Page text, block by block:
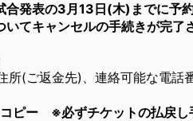
合発表の3月13日(木)までに予
いてキャンセルの手続きが完了
所(ご返金先)、連絡可能な電話
ピー ※必ずチケットの払戻し